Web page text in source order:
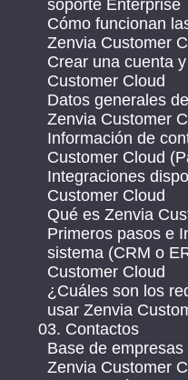
soporte Enterprise
Cómo funcionan
Zenvia Customer
Crear una cuenta
Customer Cloud
Datos generales
Zenvia Customer
Información de
Customer Cloud
Integraciones
Customer Cloud
Qué es Zenvia
Primeros pasos e
sistema (CRM o
Customer Cloud
¿Cuáles son los
usar Zenvia
03. Contactos
Base de
Zenvia Customer